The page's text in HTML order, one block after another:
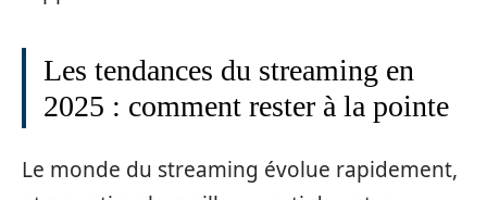
Les tendances du streaming en
2025 : comment rester à la pointe
Le monde du streaming évolue rapidement,